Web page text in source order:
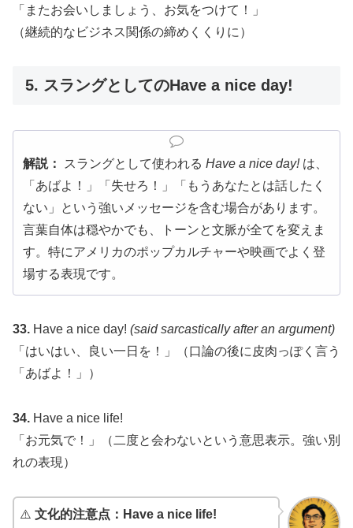
「またお会いしましょう、お気をつけて！」
（継続的なビジネス関係の締めくくりに）
5. スラングとしてのHave a nice day!
解説： スラングとして使われる Have a nice day! は、
「あばよ！」「失せろ！」「もうあなたとは話したく
ない」という強いメッセージを含む場合があります。
言葉自体は穏やかでも、トーンと文脈が全てを変えま
す。特にアメリカのポップカルチャーや映画でよく登
場する表現です。
33. Have a nice day! (said sarcastically after an argument)
「はいはい、良い一日を！」（口論の後に皮肉っぽく言う
「あばよ！」）
34. Have a nice life!
「お元気で！」（二度と会わないという意思表示。強い別
れの表現）
⚠️ 文化的注意点：Have a nice life!